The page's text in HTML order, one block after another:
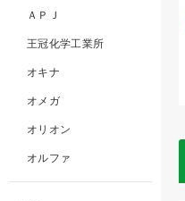
ＡＰＪ
王冠化学工業所
オキナ
オメガ
オリオン
オルファ